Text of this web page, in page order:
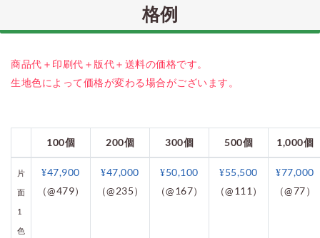
格例
商品代＋印刷代＋版代＋送料の価格です。
生地色によって価格が変わる場合がございます。
100個 200個 300個 500個 1,000個
片
面
1
色
¥47,900
（@479）
¥47,000
（@235）
¥50,100
（@167）
¥55,500
（@111）
¥77,000
（@77）